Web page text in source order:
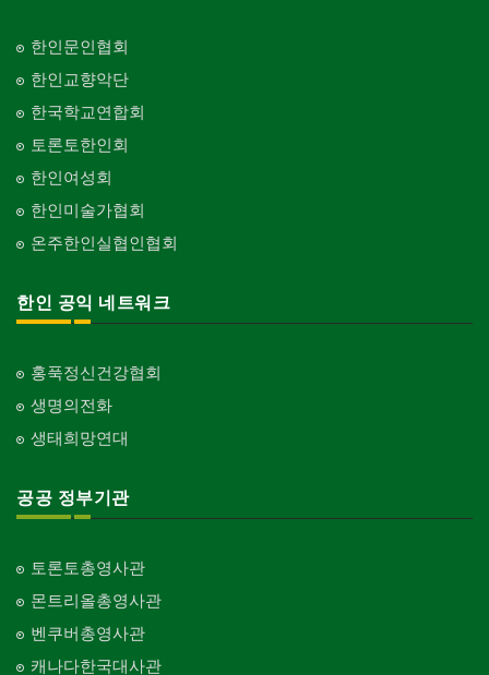
한인문인협회
한인교향악단
한국학교연합회
토론토한인회
한인여성회
한인미술가협회
온주한인실협인협회
한인 공익 네트워크
홍푹정신건강협회
생명의전화
생태희망연대
공공 정부기관
토론토총영사관
몬트리올총영사관
벤쿠버총영사관
캐나다한국대사관